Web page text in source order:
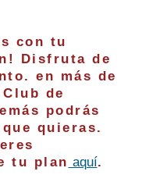
con tu
Disfruta de
en más de
de
podrás
quieras.
tu plan aquí.